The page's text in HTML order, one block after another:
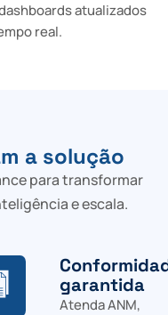
atualizados
real.
a solução
para transformar
e escala.
garantida
Atenda ANM,